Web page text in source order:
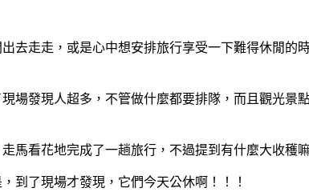
去走走，或是心中想安排旅行享受一下難得休閒的
場發現人超多，不管做什麼都要排隊，而且觀光景
馬看花地完成了一趟旅行，不過提到有什麼大收穫
到了現場才發現，它們今天公休啊！！！